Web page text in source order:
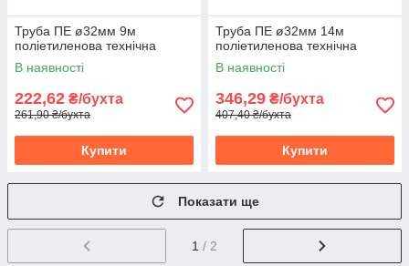
Труба ПЕ ø32мм 9м
поліетиленова технічна
В наявності
222,62 ₴/бухта
261,90 ₴/бухта
Купити
Труба ПЕ ø32мм 14м
поліетиленова технічна
В наявності
346,29 ₴/бухта
407,40 ₴/бухта
Купити
Показати ще
1 / 2